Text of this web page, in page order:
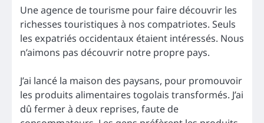
Une agence de tourisme pour faire découvrir les
richesses touristiques à nos compatriotes. Seuls
les expatriés occidentaux étaient intéressés. Nous
n’aimons pas découvrir notre propre pays.
J’ai lancé la maison des paysans, pour promouvoir
les produits alimentaires togolais transformés. J’ai
dû fermer à deux reprises, faute de